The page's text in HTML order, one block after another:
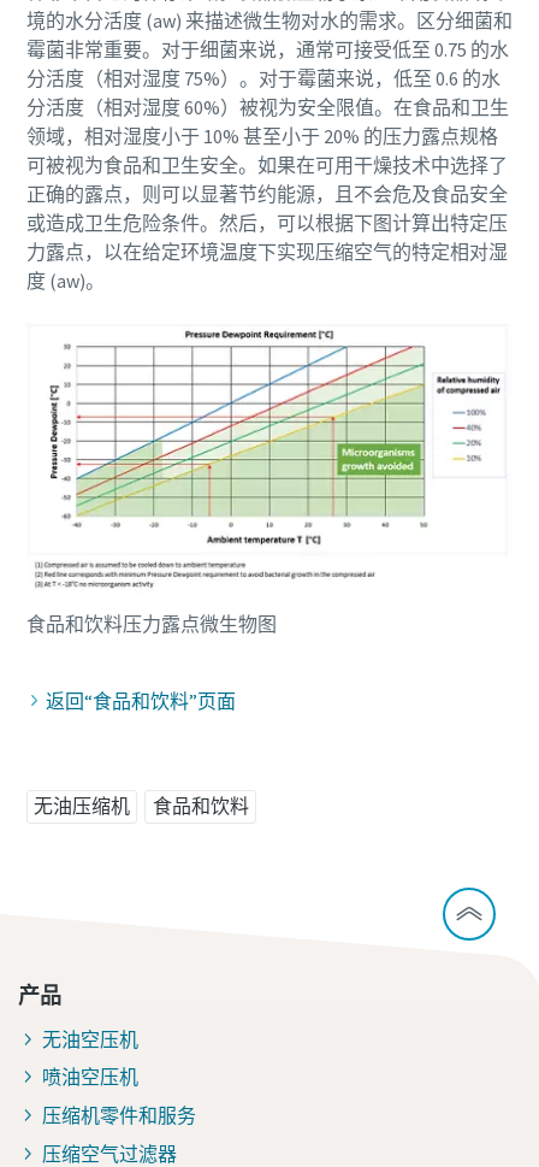
您需要了解的一切关于气力输送流程的信息
了解如何创建效率更高的气力输送流程。
了解详情
境的水分活度 (aw) 来描述微生物对水的需求。区分细菌和
霉菌非常重要。对于细菌来说，通常可接受低至 0.75 的水
分活度（相对湿度 75%）。对于霉菌来说，低至 0.6 的水
分活度（相对湿度 60%）被视为安全限值。在食品和卫生
领域，相对湿度小于 10% 甚至小于 20% 的压力露点规格
可被视为食品和卫生安全。如果在可用干燥技术中选择了
正确的露点，则可以显著节约能源，且不会危及食品安全
或造成卫生危险条件。然后，可以根据下图计算出特定压
力露点，以在给定环境温度下实现压缩空气的特定相对湿
度 (aw)。
食品和饮料压力露点微生物图
返回“食品和饮料”页面
无油压缩机 食品和饮料
产品
无油空压机
喷油空压机
压缩机零件和服务
压缩空气过滤器